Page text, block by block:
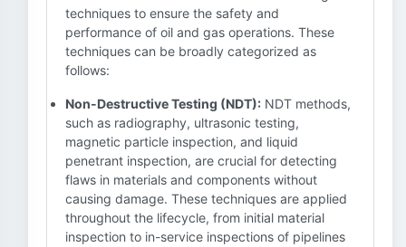
techniques to ensure the safety and
performance of oil and gas operations. These
techniques can be broadly categorized as
follows:
Non-Destructive Testing (NDT): NDT methods,
such as radiography, ultrasonic testing,
magnetic particle inspection, and liquid
penetrant inspection, are crucial for detecting
flaws in materials and components without
causing damage. These techniques are applied
throughout the lifecycle, from initial material
inspection to in-service inspections of pipelines